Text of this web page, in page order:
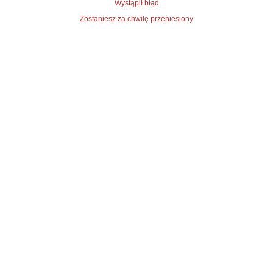
Wystąpił błąd
Zostaniesz za chwilę przeniesiony